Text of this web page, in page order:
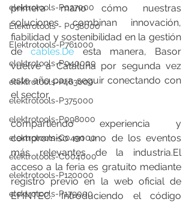
elektrotools-P027000
Elektrotools - P038000
Elektrotools-P761000
elektrotools-P040000
elektrotools-P463000
elektrotools-P375000
elektrotools-P098000
elektrotools-C049000
elektrotools-C004000
elektrotools-P120000
elektrotools-P179000
primera mano cómo nuestras
soluciones combinan innovación,
fiabilidad y sostenibilidad en la gestión
de cables.De esta manera, Basor
vuelve a Cataluña por segunda vez
este año para seguir conectando con
el sector,
compartiendo experiencia y
compromiso en uno de los eventos
más relevantes de la industria.El
acceso a la feria es gratuito mediante
registro previo en la web oficial de
EFINTEC. Introduciendo el código